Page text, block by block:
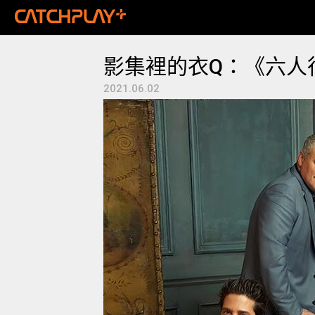
影集裡的衣Q：《六
2021.06.02